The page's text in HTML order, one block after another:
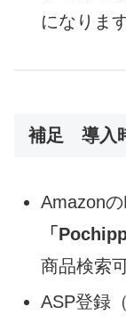
になりま
補足 導入
Amazonの
「
商品検索
ASP登録